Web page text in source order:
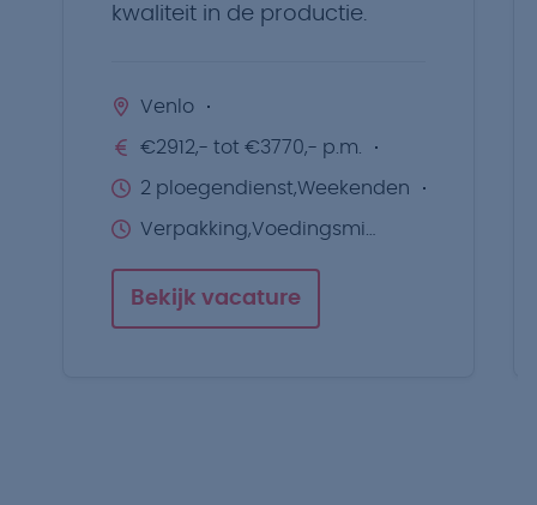
kwaliteit in de productie.
Venlo
€2912,- tot €3770,- p.m.
2 ploegendienst,Weekenden
Bekijk vacature